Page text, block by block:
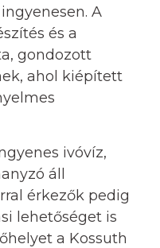
A
és a
gondozott
ahol kiépített
ivóvíz,
áll
érkezők pedig
lehetőséget is
a Kossuth